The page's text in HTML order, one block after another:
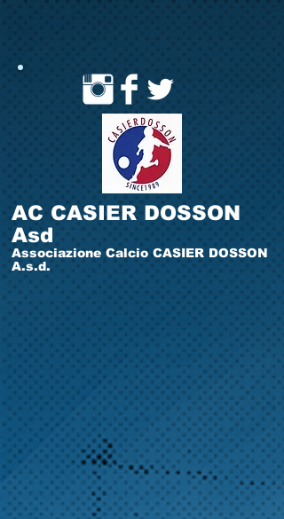
AC CASIER DOSSON
Asd
Associazione Calcio CASIER DOSSON
A.s.d.